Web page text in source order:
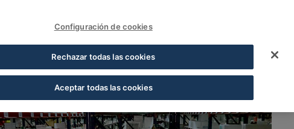
FUNDACIÓN COFARES
Configuración de cookies
Rechazar todas las cookies
Aceptar todas las cookies